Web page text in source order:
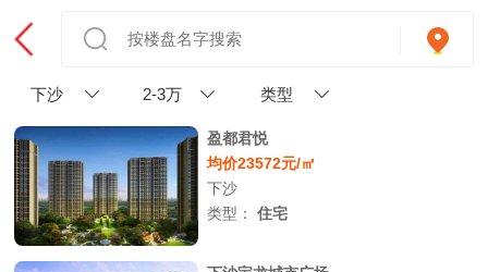
下沙 2-3万 类型
盈都君悦
均价23572元/㎡
下沙
类型：住宅